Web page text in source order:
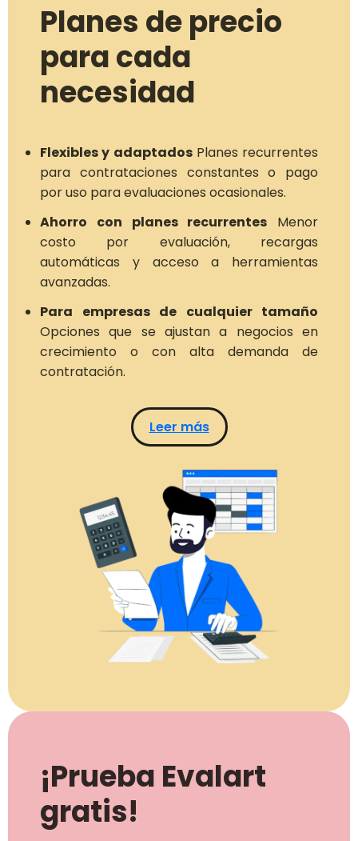
Planes de precio
para cada
necesidad
Flexibles y adaptadosPlanes recurrentes
para contrataciones constantes o pago
por uso para evaluaciones ocasionales.
Ahorro con planes recurrentes Menor
costo por evaluación, recargas
automáticas y acceso a herramientas
avanzadas.
Para empresas de cualquier tamaño
Opciones que se ajustan a negocios en
crecimiento o con alta demanda de
contratación.
Leer más
¡Prueba Evalart
gratis!